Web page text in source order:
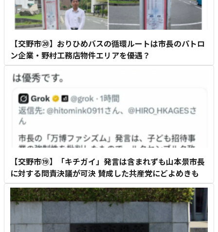
【交野市⑳】おりひめバスの循環ルートは市長のパトロ
ン企業・野村工務店物件エリアを優遇？
【交野市⑲】「キチガイ」発言は含まれずも山本景市長
に対する問責決議が可決 賛成した共産党にどよめきも